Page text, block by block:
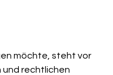
möchte, steht vor
und rechtlichen